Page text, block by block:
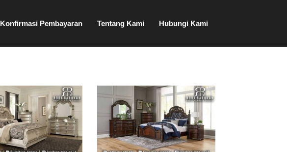
Konfirmasi Pembayaran Tentang Kami Hubungi Kami